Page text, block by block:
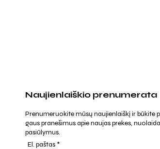
Naujienlaiškio prenumerata
Prenumeruokite mūsų naujienlaiškį ir būkite
gaus pranešimus apie naujas prekes,
pasiūlymus.
El. paštas